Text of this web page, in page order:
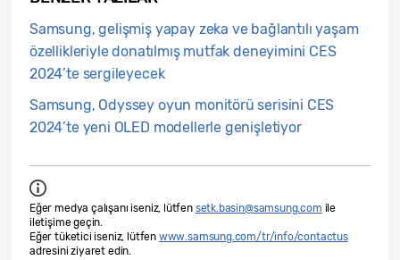
Samsung, gelişmiş yapay zeka ve bağlantılı yaşam
özellikleriyle donatılmış mutfak deneyimini CES
2024’te sergileyecek
Samsung, Odyssey oyun monitörü serisini CES
2024’te yeni OLED modellerle genişletiyor
Eğer medya çalışanı iseniz, lütfen setk.basin@samsung.com ile
iletişime geçin.
Eğer tüketici iseniz, lütfen www.samsung.com/tr/info/contactus
adresini ziyaret edin.